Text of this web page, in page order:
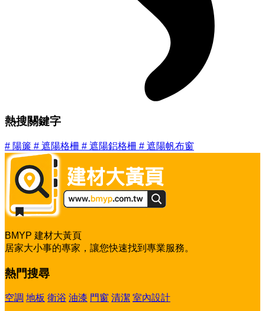
熱搜關鍵字
# 陽簾 # 遮陽格柵 # 遮陽鋁格柵 # 遮陽帆布窗
BMYP 建材大黃頁
居家大小事的專家，讓您快速找到專業服務。
熱門搜尋
空調 地板 衛浴 油漆 門窗 清潔 室內設計